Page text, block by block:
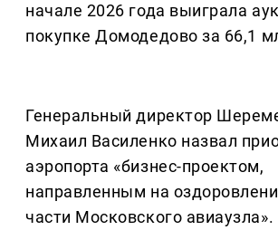
начале 2026 года выиграла
покупке Домодедово за 66,1
Генеральный директор
Михаил Василенко назвал
аэропорта «бизнес-проектом,
направленным на
части Московского авиаузла».